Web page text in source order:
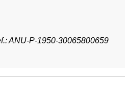
ANU-P-1950-30065800659